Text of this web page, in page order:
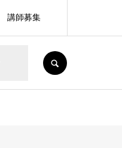
講師募集